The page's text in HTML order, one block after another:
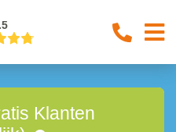
Klanten